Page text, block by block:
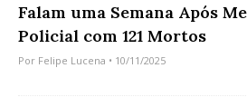
Falam uma Semana Após
Policial com 121 Mortos
Por Felipe Lucena • 10/11/2025